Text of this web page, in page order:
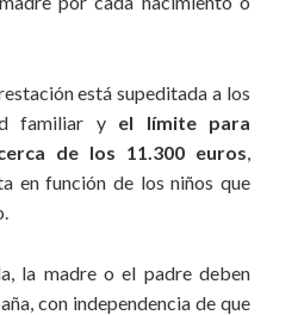
está supeditada a los
familiar y el límite para
de los 11.300 euros,
en función de los niños que
la madre o el padre deben
con independencia de que